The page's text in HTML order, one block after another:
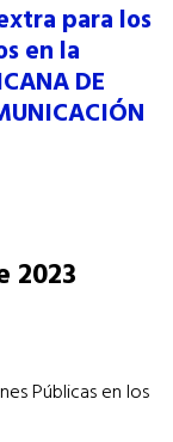
para los
en la
DE
2023
Públicas en los